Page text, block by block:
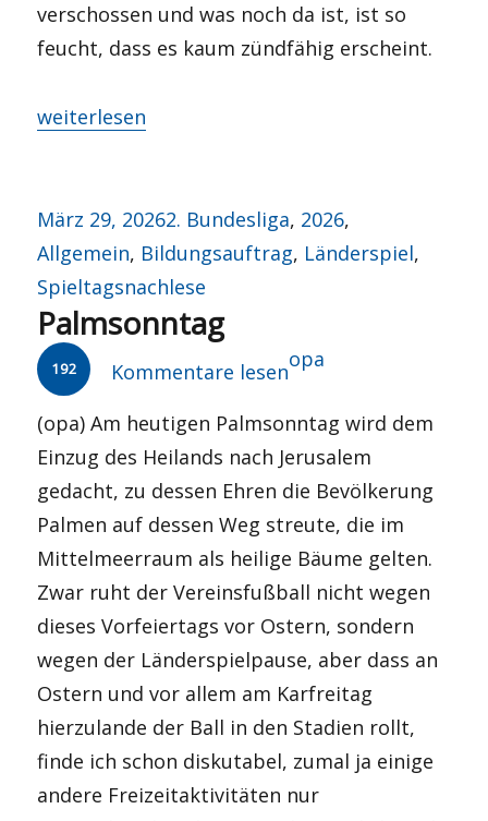
verschossen und was noch da ist, ist so
feucht, dass es kaum zündfähig erscheint.
„Saisonnachlese 2025/26“
weiterlesen
Veröffentlicht
am
März 29, 2026Kategorien
2. Bundesliga, 2026,
Allgemein, Bildungsauftrag, Länderspiel,
Spieltagsnachlese
Palmsonntag
192 Kommentare lesen
Autor
opa
(opa) Am heutigen Palmsonntag wird dem
Einzug des Heilands nach Jerusalem
gedacht, zu dessen Ehren die Bevölkerung
Palmen auf dessen Weg streute, die im
Mittelmeerraum als heilige Bäume gelten.
Zwar ruht der Vereinsfußball nicht wegen
dieses Vorfeiertags vor Ostern, sondern
wegen der Länderspielpause, aber dass an
Ostern und vor allem am Karfreitag
hierzulande der Ball in den Stadien rollt,
finde ich schon diskutabel, zumal ja einige
andere Freizeitaktivitäten nur